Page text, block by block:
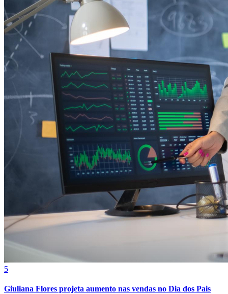
5
Giuliana Flores projeta aumento nas vendas no Dia dos Pais